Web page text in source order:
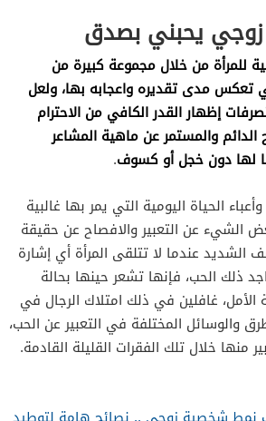
يحبني بصدق
للمرأة من خلال مجموعة كبيرة من
تعكس مدى تقديره واعجابه بها، ولعل
إظهار القدر الكافي من الاحترام
الدائم والمستمر عن ماهية المشاعر
لها دون خجل أو كسوف.
الحياة اليومية التي يمر بها غالبية
الشيء عن التعبير والافصاح عن حقيقة
الشديد عندما لا تتلقى المرأة أي إشارة
ذلك الحب، فإنها تشعر حينها بحالة
الأمل، غافلين في ذلك امتلاك الرجال في
والوسائل المختلفة في التعبير عن الحب،
خلال تلك الفقرات القليلة القادمة.